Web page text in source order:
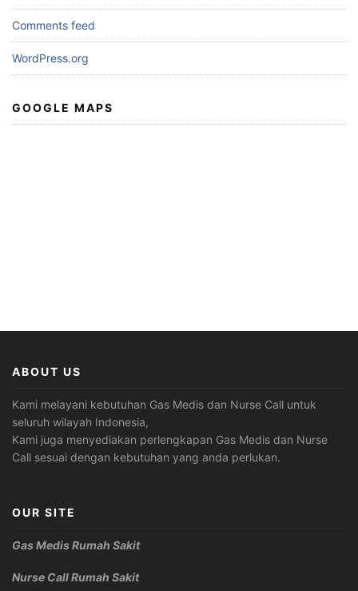
Comments feed
WordPress.org
GOOGLE MAPS
ABOUT US
Kami melayani kebutuhan Gas Medis dan Nurse Call untuk
seluruh wilayah Indonesia,
Kami juga menyediakan perlengkapan Gas Medis dan Nurse
Call sesuai dengan kebutuhan yang anda perlukan.
OUR SITE
Gas Medis Rumah Sakit
Nurse Call Rumah Sakit